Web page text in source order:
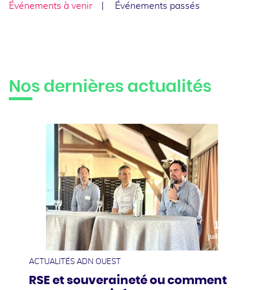
Événements à venir
Événements passés
Nos dernières actualités
10
juillet
ACTUALITÉS ADN OUEST
RSE et souveraineté ou comment